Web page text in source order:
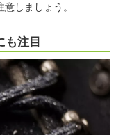
しましょう。
も注目